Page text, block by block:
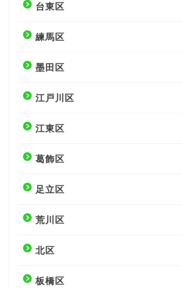
台東区
練馬区
墨田区
江戸川区
江東区
葛飾区
足立区
荒川区
北区
板橋区